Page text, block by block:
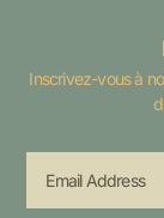
Inscrivez-vous à